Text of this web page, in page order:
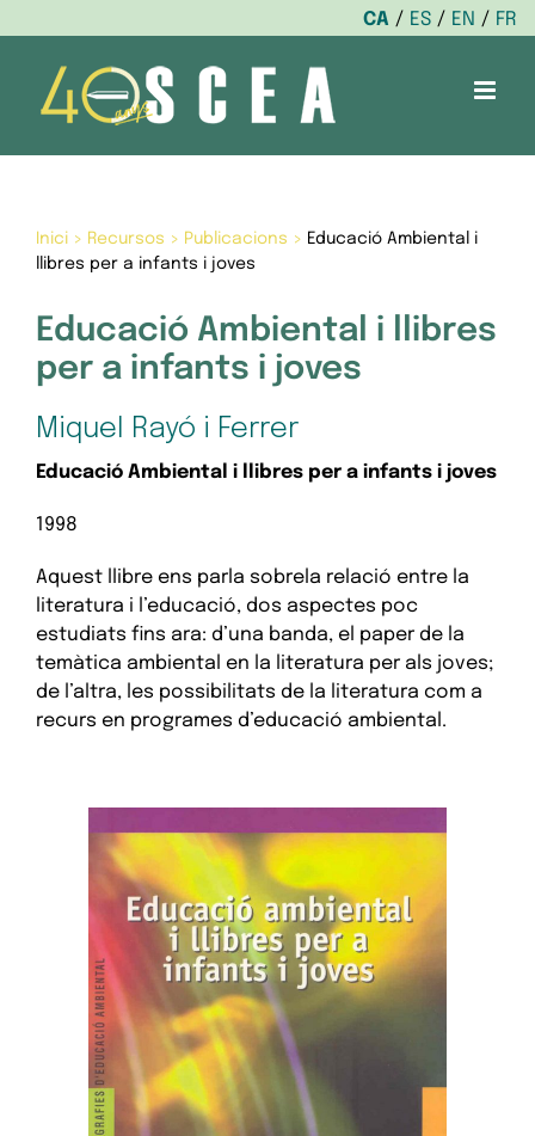
CA ES EN
FR
content
Inici> Recursos > Publicacions > Educació Ambiental i
llibres per a infants i joves
Educació Ambiental i llibres
per a infants i joves
Miquel Rayó i Ferrer
Educació Ambiental i llibres per a infants i joves
1998
Aquest llibre ens parla sobrela relació entre la
literatura i l’educació, dos aspectes poc
estudiats fins ara: d’una banda, el paper de la
temàtica ambiental en la literatura per als joves;
de l’altra, les possibilitats de la literatura com a
recurs en programes d’educació ambiental.